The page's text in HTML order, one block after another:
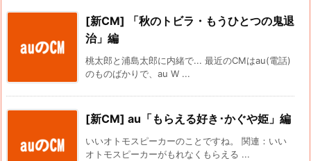
[新CM] 「秋のトビラ・もうひとつの鬼退
治」編
桃太郎と浦島太郎に内緒で... 最近のCMはau(電話)
のものばかりで、au W ...
[新CM] au「もらえる好き･かぐや姫」編
いいオトモスピーカーのことですね。 関連：いい
オトモスピーカーがもれなくもらえる ...